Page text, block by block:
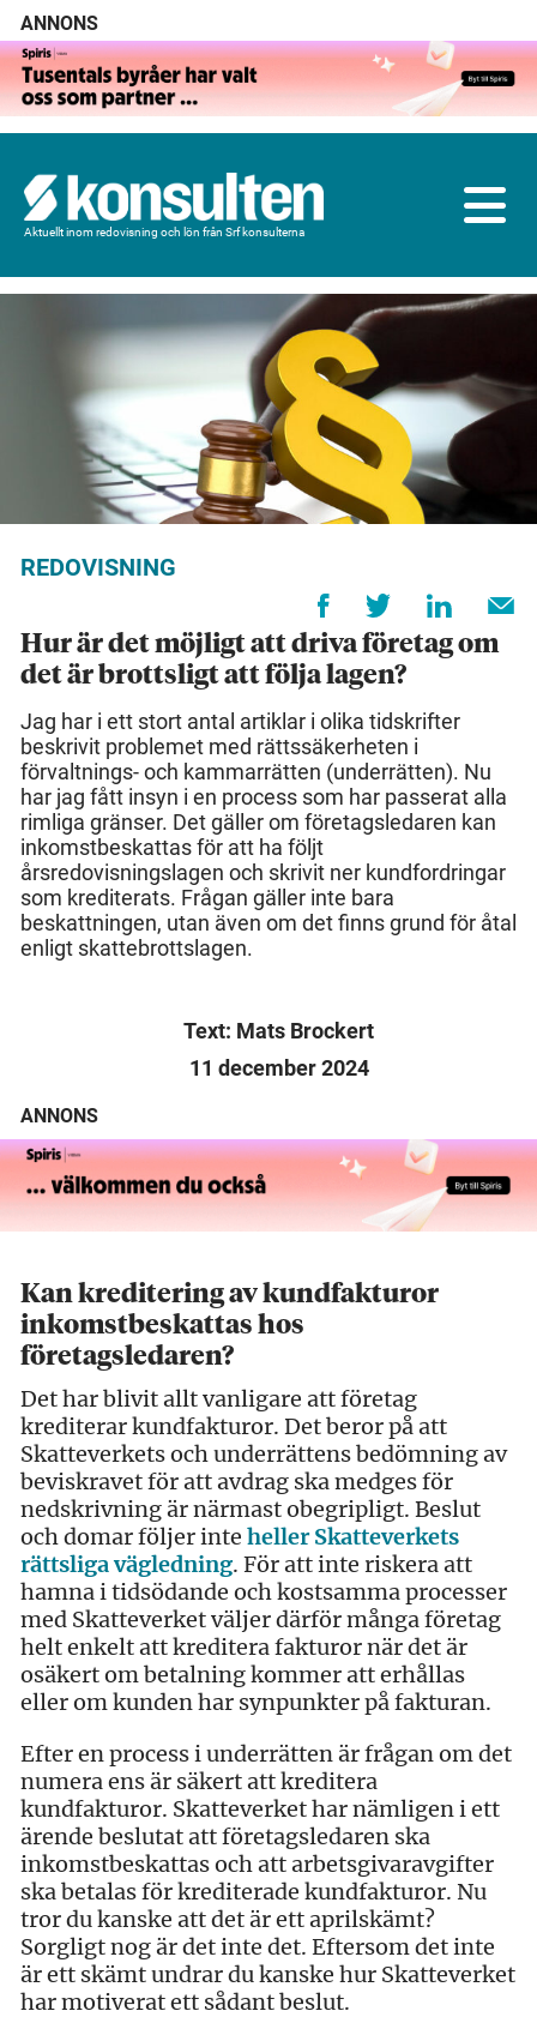
ANNONS
Aktuellt inom redovisning och lön från Srf konsulterna
REDOVISNING
Hur är det möjligt att driva företag om
det är brottsligt att följa lagen?
Jag har i ett stort antal artiklar i olika tidskrifter
beskrivit problemet med rättssäkerheten i
förvaltnings- och kammarrätten (underrätten). Nu
har jag fått insyn i en process som har passerat alla
rimliga gränser. Det gäller om företagsledaren kan
inkomstbeskattas för att ha följt
årsredovisningslagen och skrivit ner kundfordringar
som krediterats. Frågan gäller inte bara
beskattningen, utan även om det finns grund för åtal
enligt skattebrottslagen.
Text: Mats Brockert
11 december 2024
ANNONS
Kan kreditering av kundfakturor
inkomstbeskattas hos
företagsledaren?
Det har blivit allt vanligare att företag
krediterar kundfakturor. Det beror på att
Skatteverkets och underrättens bedömning av
beviskravet för att avdrag ska medges för
nedskrivning är närmast obegripligt. Beslut
och domar följer inte heller Skatteverkets
rättsliga vägledning. För att inte riskera att
hamna i tidsödande och kostsamma processer
med Skatteverket väljer därför många företag
helt enkelt att kreditera fakturor när det är
osäkert om betalning kommer att erhållas
eller om kunden har synpunkter på fakturan.
Efter en process i underrätten är frågan om det
numera ens är säkert att kreditera
kundfakturor. Skatteverket har nämligen i ett
ärende beslutat att företagsledaren ska
inkomstbeskattas och att arbetsgivaravgifter
ska betalas för krediterade kundfakturor. Nu
tror du kanske att det är ett aprilskämt?
Sorgligt nog är det inte det. Eftersom det inte
är ett skämt undrar du kanske hur Skatteverket
har motiverat ett sådant beslut.